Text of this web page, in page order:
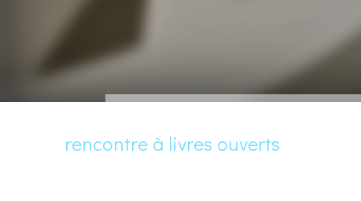
rencontre à livres ouverts